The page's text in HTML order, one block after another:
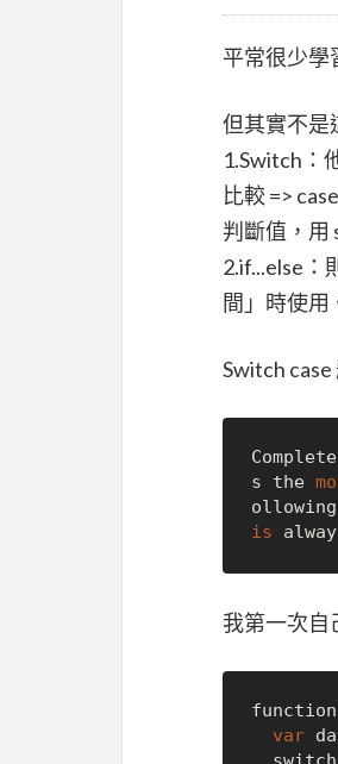
平常很少學
但其實不是
1.Switch：
比較 =>
判斷值，用
2.if...else：
間」時使用
Switch case
Complete
s the
ollowing
is
我第一次自
function
var